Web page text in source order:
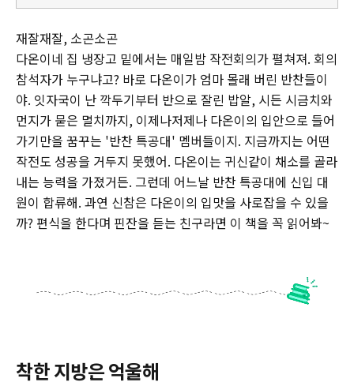
재잘재잘, 소곤소곤
다온이네 집 냉장고 밑에서는 매일밤 작전회의가 펼쳐져. 회의
참석자가 누구냐고? 바로 다온이가 엄마 몰래 버린 반찬들이
야. 잇자국이 난 깍두기부터 반으로 잘린 밥알, 시든 시금치와
먼지가 묻은 멸치까지, 이제나저제나 다온이의 입안으로 들어
가기만을 꿈꾸는 '반찬 특공대' 멤버들이지. 지금까지는 어떤
작전도 성공을 거두지 못했어. 다온이는 귀신같이 채소를 골라
내는 능력을 가졌거든. 그런데 어느날 반찬 특공대에 신입 대
원이 합류해. 과연 신참은 다온이의 입맛을 사로잡을 수 있을
까? 편식을 한다며 핀잔을 듣는 친구라면 이 책을 꼭 읽어봐~
착한 지방은 억울해